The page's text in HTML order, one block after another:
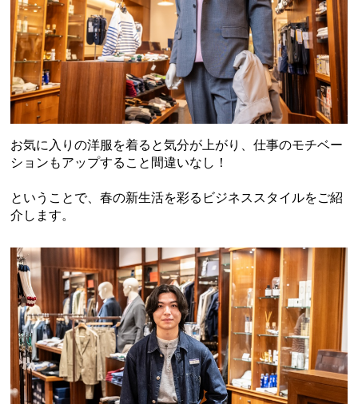
お気に入りの洋服を着ると気分が上がり、仕事のモチベー
ションもアップすること間違いなし！
ということで、春の新生活を彩るビジネススタイルをご紹
介します。